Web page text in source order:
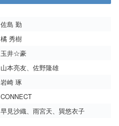
佐島 勤
橘 秀樹
玉井☆豪
山本亮友、佐野隆雄
岩崎 琢
CONNECT
早見沙織、雨宮天、巽悠衣子